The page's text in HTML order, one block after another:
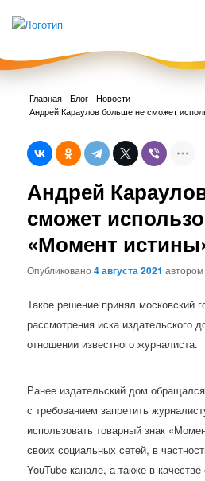
Главная-Блог- Новости-
Андрей Караулов больше не сможет
Андрей
сможет
«Момент
Опубликовано4 августа 2021
Такое решение принял московский
рассмотрения иска издательского
отношении известного журналиста.
Ранее издательский дом
с требованием запретить
использовать товарный знак
своих социальных сетей, в
YouTube-канале, а также в